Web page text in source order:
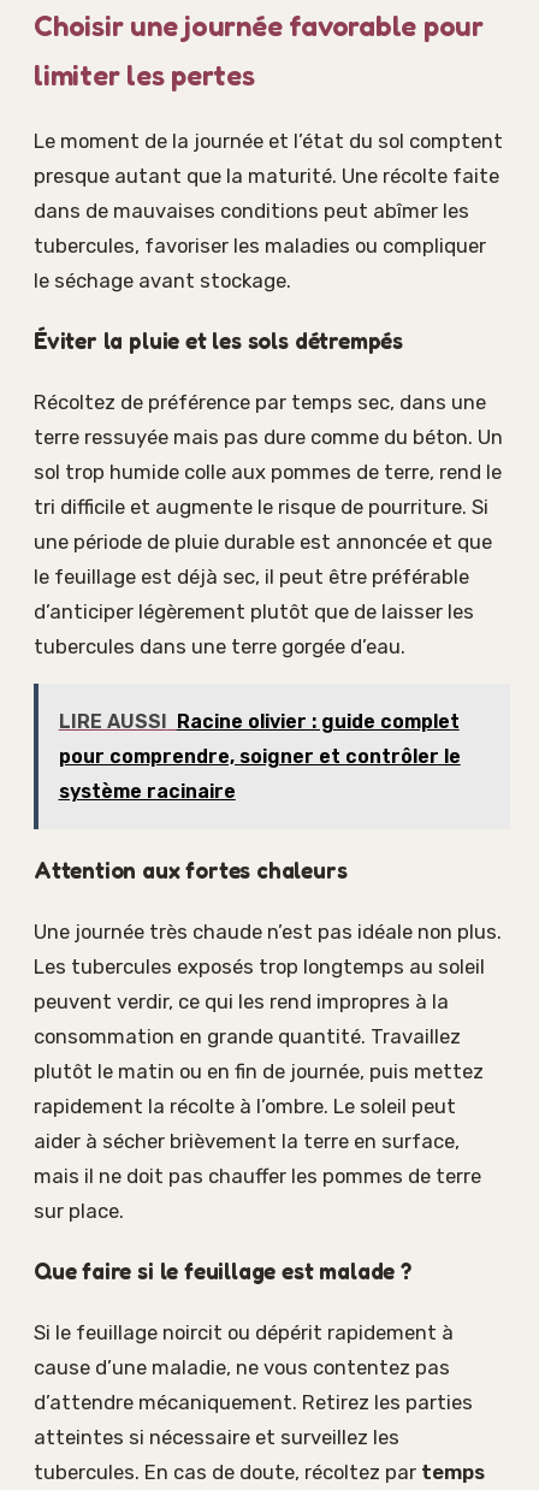
Choisir une journée favorable pour
limiter les pertes
Le moment de la journée et l’état du sol comptent
presque autant que la maturité. Une récolte faite
dans de mauvaises conditions peut abîmer les
tubercules, favoriser les maladies ou compliquer
le séchage avant stockage.
Éviter la pluie et les sols détrempés
Récoltez de préférence par temps sec, dans une
terre ressuyée mais pas dure comme du béton. Un
sol trop humide colle aux pommes de terre, rend le
tri difficile et augmente le risque de pourriture. Si
une période de pluie durable est annoncée et que
le feuillage est déjà sec, il peut être préférable
d’anticiper légèrement plutôt que de laisser les
tubercules dans une terre gorgée d’eau.
LIRE AUSSI Racine olivier : guide complet
pour comprendre, soigner et contrôler le
système racinaire
Attention aux fortes chaleurs
Une journée très chaude n’est pas idéale non plus.
Les tubercules exposés trop longtemps au soleil
peuvent verdir, ce qui les rend impropres à la
consommation en grande quantité. Travaillez
plutôt le matin ou en fin de journée, puis mettez
rapidement la récolte à l’ombre. Le soleil peut
aider à sécher brièvement la terre en surface,
mais il ne doit pas chauffer les pommes de terre
sur place.
Que faire si le feuillage est malade ?
Si le feuillage noircit ou dépérit rapidement à
cause d’une maladie, ne vous contentez pas
d’attendre mécaniquement. Retirez les parties
atteintes si nécessaire et surveillez les
tubercules. En cas de doute, récoltez par temps